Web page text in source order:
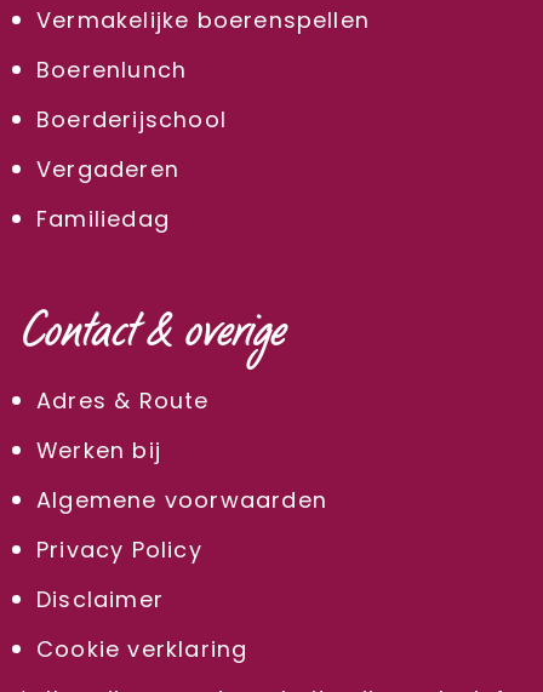
Vermakelijke boerenspellen
Boerenlunch
Boerderijschool
Vergaderen
Familiedag
Contact & overige
Adres & Route
Werken bij
Algemene voorwaarden
Privacy Policy
Disclaimer
Cookie verklaring